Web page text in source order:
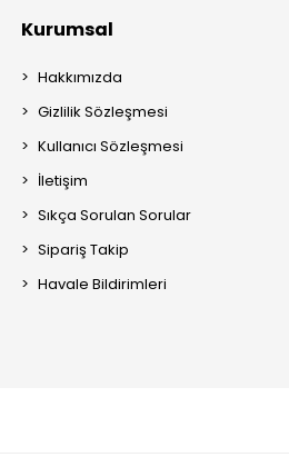
Kurumsal
Hakkımızda
Gizlilik Sözleşmesi
Kullanıcı Sözleşmesi
İletişim
Sıkça Sorulan Sorular
Sipariş Takip
Havale Bildirimleri